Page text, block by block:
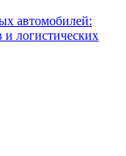
автомобилей:
и логистических